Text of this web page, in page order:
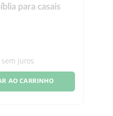
para casais
sem juros
AO CARRINHO